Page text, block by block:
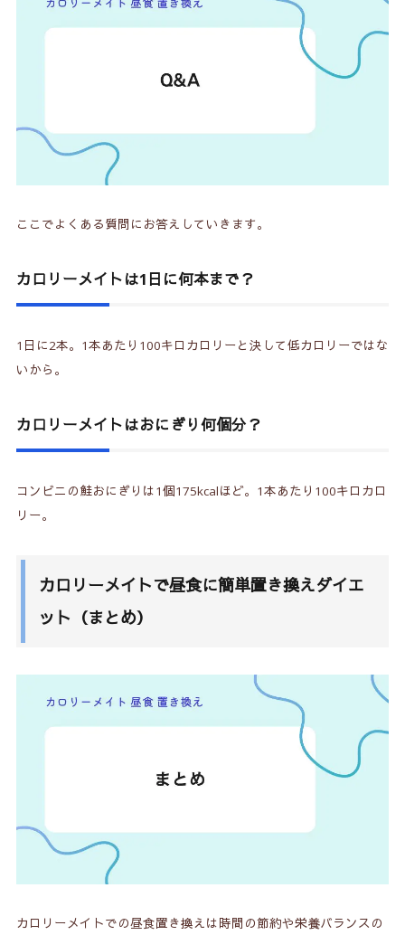
ここでよくある質問にお答えしていきます。
カロリーメイトは1日に何本まで？
1日に2本。1本あたり100キロカロリーと決して低カロリーではな
いから。
カロリーメイトはおにぎり何個分？
コンビニの鮭おにぎりは1個175kcalほど。1本あたり100キロカロ
リー。
カロリーメイトで昼食に簡単置き換えダイエ
ット（まとめ）
カロリーメイトでの昼食置き換えは時間の節約や栄養バランスの